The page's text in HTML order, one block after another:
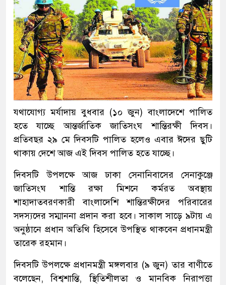
যথাযোগ্য মর্যাদায় বুধবার (১০ জুন) বাংলাদেশে পালিত
হতে যাচ্ছে আন্তর্জাতিক জাতিসংঘ শান্তিরক্ষী দিবস।
প্রতিবছর ২৯ মে দিবসটি পালিত হলেও এবার ঈদের ছুটি
থাকায় দেশে আজ এই দিবস পালিত হতে যাচ্ছে।
দিবসটি উপলক্ষে আজ ঢাকা সেনানিবাসের সেনাকুঞ্জে
জাতিসংঘ শান্তি রক্ষা মিশনে কর্মরত অবস্থায়
শাহাদাতবরণকারী বাংলাদেশি শান্তিরক্ষীদের পরিবারের
সদস্যদের সম্মাননা প্রদান করা হবে। সাকাল সাড়ে ৯টায় এ
অনুষ্ঠানে প্রধান অতিথি হিসেবে উপস্থিত থাকবেন প্রধানমন্ত্রী
তারেক রহমান।
দিবসটি উপলক্ষে প্রধানমন্ত্রী মঙ্গলবার (৯ জুন) তার বাণীতে
বলেছেন, বিশ্বশান্তি, স্থিতিশীলতা ও মানবিক নিরাপত্তা